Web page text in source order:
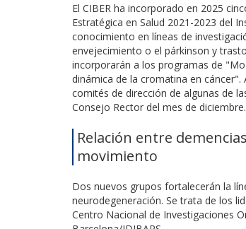
El CIBER ha incorporado en 2025
Estratégica en Salud 2021-2023 del
conocimiento en líneas de
envejecimiento o el párkinson y
incorporarán a los programas de
dinámica de la cromatina en
comités de dirección de algunas de
Consejo Rector del mes de diciembre.
Relación entre
movimiento
Dos nuevos grupos fortalecerán la
neurodegeneración. Se trata de los
Centro Nacional de Investigaciones